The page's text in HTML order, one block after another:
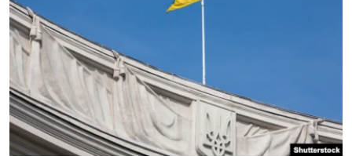
ВСЕ ЗА ДЕНЬ
СПЕЦПРОЕКТИ
ДЕПОРТАЦІЯ
ВІДЕОУРОКИ «ELIFBE»
СВІДЧЕННЯ ОКУПАЦІЇ
УКРАЇНСЬКА ПРОБЛЕМА КРИМУ
ЯК ОБІЙТИ БЛОКУВАННЯ
Русский
Qırımtatar